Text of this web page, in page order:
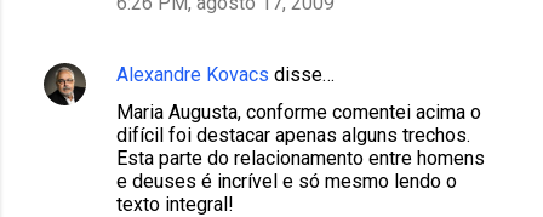
Alexandre Kovacs disse…
Maria Augusta, conforme comentei acima o
difícil foi destacar apenas alguns trechos.
Esta parte do relacionamento entre homens
e deuses é incrível e só mesmo lendo o
texto integral!